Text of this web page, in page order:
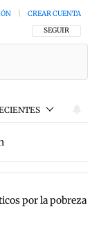
SIGA ESTA
SEGUIR
CREAR CUENTA
en los
cuestionó a
por la pobreza